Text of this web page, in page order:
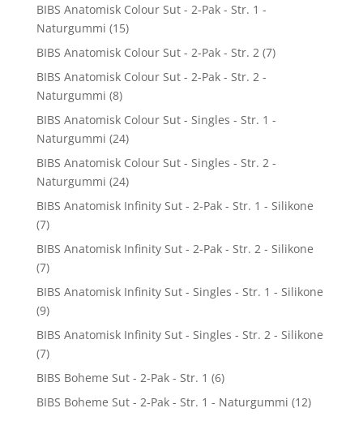
BIBS Anatomisk Colour Sut - 2-Pak - Str. 1 -
Naturgummi (15)
BIBS Anatomisk Colour Sut - 2-Pak - Str. 2 (7)
BIBS Anatomisk Colour Sut - 2-Pak - Str. 2 -
Naturgummi (8)
BIBS Anatomisk Colour Sut - Singles - Str. 1 -
Naturgummi (24)
BIBS Anatomisk Colour Sut - Singles - Str. 2 -
Naturgummi (24)
BIBS Anatomisk Infinity Sut - 2-Pak - Str. 1 - Silikone
(7)
BIBS Anatomisk Infinity Sut - 2-Pak - Str. 2 - Silikone
(7)
BIBS Anatomisk Infinity Sut - Singles - Str. 1 - Silikone
(9)
BIBS Anatomisk Infinity Sut - Singles - Str. 2 - Silikone
(7)
BIBS Boheme Sut - 2-Pak - Str. 1 (6)
BIBS Boheme Sut - 2-Pak - Str. 1 - Naturgummi (12)